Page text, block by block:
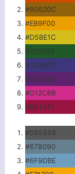
#90620C
#EB9F00
#D5BE1C
#225928
#3D367D
#5D236E
#D12C8B
#991441
#585858
#678090
#6F9DBE